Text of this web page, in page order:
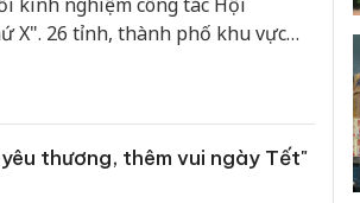
X". 26 tỉnh, thành phố khu vực
thương, thêm vui ngày Tết"
Phú Quốc ra đầu
thú